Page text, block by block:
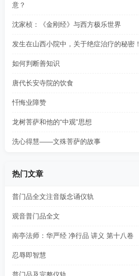
意？
沈家桢：《金刚经》与西方极乐世界
发生在山西小院中，关于绝症治疗的秘密！
如何判断善知识
唐代长安寺院的饮食
忏悔业障赞
龙树菩萨和他的“中观”思想
洗心得慧——文殊菩萨的故事
热门文章
普门品全文注音版念诵仪轨
观音普门品全文
南亭法师：华严经 净行品 讲义 第十八卷
忍辱即智慧